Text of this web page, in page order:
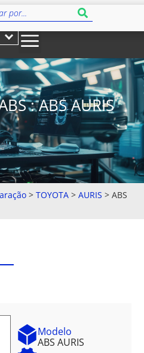
: ABS AURIS
> TOYOTA > AURIS > ABS
Modelo
ABS AURIS